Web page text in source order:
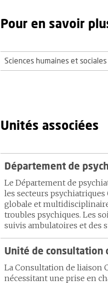
Pour en savoir
Sciences humaines et
Unités associées
Département de
Le Département de
les secteurs
globale et
troubles psychiques. Les
suivis ambulatoires et des
Unité de consultation
La Consultation de liaison
nécessitant une prise en